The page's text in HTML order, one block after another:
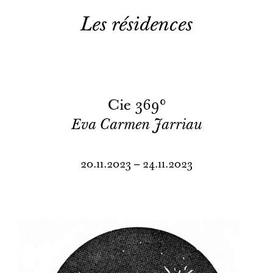
Les résidences
Cie 369°
Eva Carmen Jarriau
20.11.2023 – 24.11.2023